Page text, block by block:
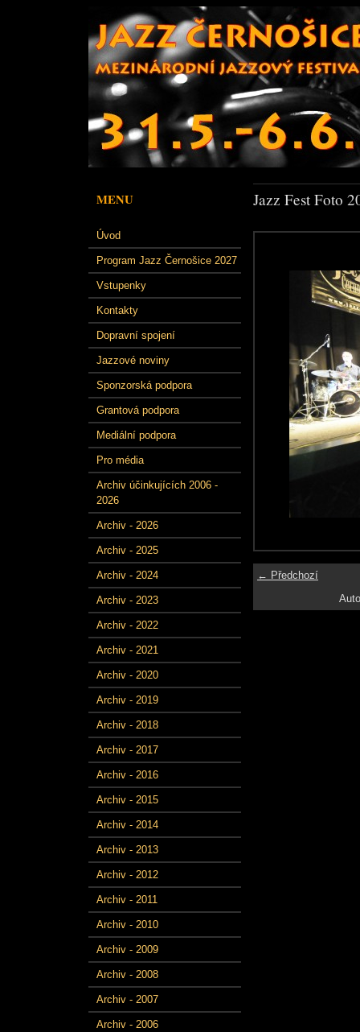
MENU
Úvod
Program Jazz Černošice 2027
Vstupenky
Kontakty
Dopravní spojení
Jazzové noviny
Sponzorská podpora
Grantová podpora
Mediální podpora
Pro média
Archiv účinkujících 2006 -
2026
Archiv - 2026
Archiv - 2025
Archiv - 2024
Archiv - 2023
Archiv - 2022
Archiv - 2021
Archiv - 2020
Archiv - 2019
Archiv - 2018
Archiv - 2017
Archiv - 2016
Archiv - 2015
Archiv - 2014
Archiv - 2013
Archiv - 2012
Archiv - 2011
Archiv - 2010
Archiv - 2009
Archiv - 2008
Archiv - 2007
Archiv - 2006
Jazz Fest Foto
← Předchozí